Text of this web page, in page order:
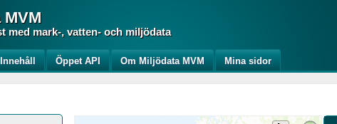
MVM
med mark-, vatten- och miljödata
Innehåll Öppet API Om Miljödata MVM Mina sidor